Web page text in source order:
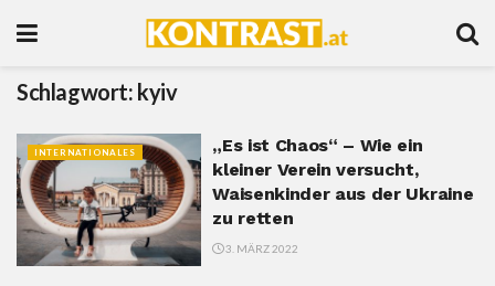
Schlagwort: kyiv
INTERNATIONALES
„Es ist Chaos“ – Wie ein
kleiner Verein versucht,
Waisenkinder aus der Ukraine
zu retten
3. MÄRZ 2022